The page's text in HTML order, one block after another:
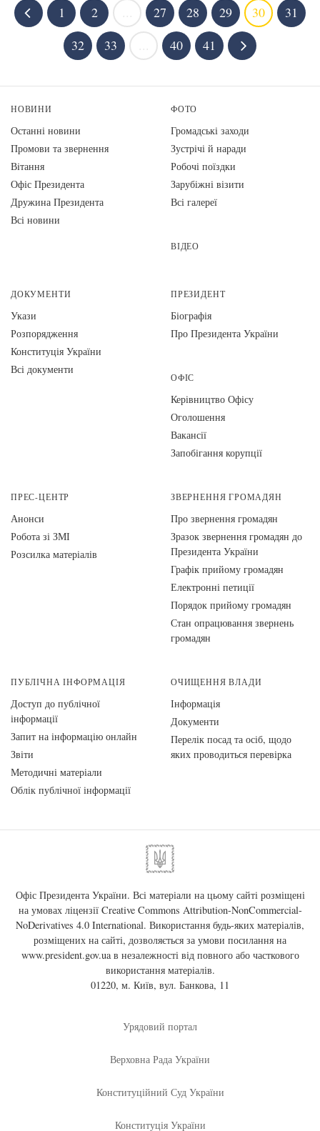
1 2 27 28 29 30
31
32
33 40 41
НОВИНИ
Останні новини
Промови та звернення
Вiтання
Офіс Президента
Дружина Президента
Всі новини
ФОТО
Громадські заходи
Зустрічі й наради
Робочі поїздки
Зарубіжні візити
Всі галереї
ВІДЕО
ДОКУМЕНТИ
Укази
Розпорядження
Конституція України
Всі документи
ПРЕЗИДЕНТ
Біографія
Про Президента України
ОФІС
Керівництво Офісу
Оголошення
Вакансії
Запобігання корупції
ПРЕС-ЦЕНТР
Анонси
Робота зі ЗМІ
Розсилка матеріалів
ЗВЕРНЕННЯ ГРОМАДЯН
Про звернення громадян
Зразок звернення громадян до
Президента України
Графік прийому громадян
Електронні петиції
Порядок прийому громадян
Стан опрацювання звернень
громадян
ПУБЛІЧНА ІНФОРМАЦІЯ
Доступ до публічної
інформації
Запит на інформацію онлайн
Звіти
Методичні матеріали
Облік публічної інформації
ОЧИЩЕННЯ ВЛАДИ
Інформація
Документи
Перелік посад та осіб, щодо
яких проводиться перевірка
Офіс Президента України. Всі матеріали на цьому сайті розміщені
на умовах ліцензії Creative Commons Attribution-NonCommercial-
NoDerivatives 4.0 International. Використання будь-яких матеріалів,
розміщених на сайті, дозволяється за умови посилання на
www.president.gov.uaв незалежності від повного або часткового
використання матеріалів.
01220, м. Київ, вул. Банкова, 11
Урядовий портал
Верховна Рада України
Конституційний Суд України
Конституція України